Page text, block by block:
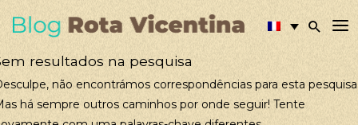
resultados na pesquisa
não encontrámos correspondências para esta
há sempre outros caminhos por onde seguir! Tente